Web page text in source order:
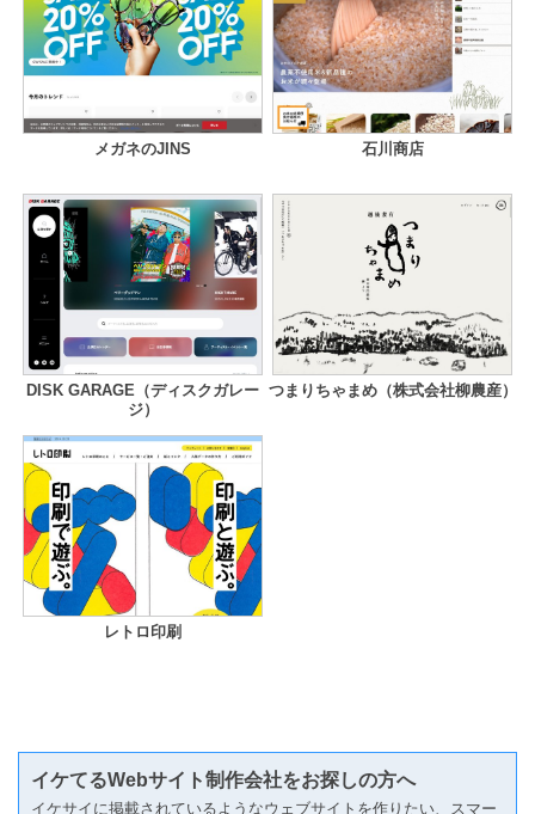
メガネのJINS 石川商店
DISK GARAGE（ディスクガレー
ジ）
つまりちゃまめ（株式会社柳農産）
レトロ印刷
イケてるWebサイト制作会社をお探しの方へ
イケサイに掲載されているようなウェブサイトを作りたい、スマー